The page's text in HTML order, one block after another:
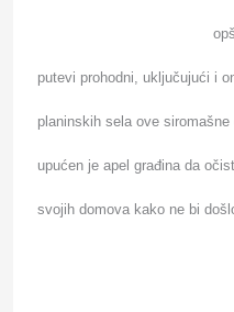
putevi prohodni, uključujući i
planinskih sela ove
upućen je apel građina da
svojih domovakako ne bi